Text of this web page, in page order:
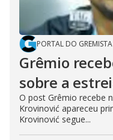
PORTAL DO GREMISTA
Grêmio
sobre a
O post Grêmio recebe
Krovinović apareceu
Krovinović segue...